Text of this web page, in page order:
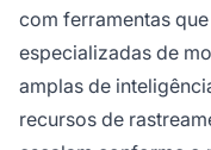
com ferramentas
especializadas de
amplas de
recursos de